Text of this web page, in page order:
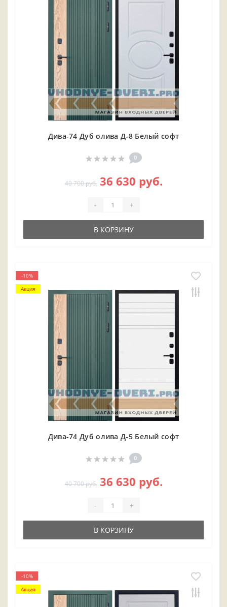
Дива-74 Дуб олива Д-8 Белый софт
0
40 700 руб. 36 630 руб.
- +
В КОРЗИНУ
-10%
Акция
Дива-74 Дуб олива Д-5 Белый софт
0
40 700 руб. 36 630 руб.
- +
В КОРЗИНУ
-10%
Акция